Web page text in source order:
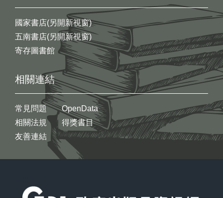
國家書店(另開新視窗)
五南書店(另開新視窗)
寄存圖書館
相關連結
常見問題
相關法規
友善連結
OpenData
得獎書目